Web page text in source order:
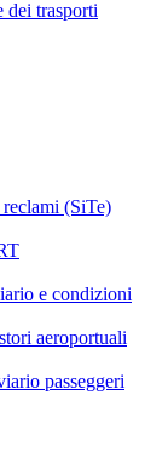
dei trasporti
(SiTe)
e condizioni
aeroportuali
passeggeri